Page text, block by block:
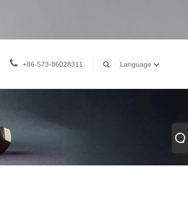
+86-573-86028311 Language